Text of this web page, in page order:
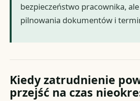
bezpieczeństwo pracownika,
pilnowania dokumentów i
Kiedy zatrudnienie
przejść na czas